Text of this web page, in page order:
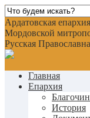
Ардатовская епархия
Мордовской
Русская
Главная
Епархия
История